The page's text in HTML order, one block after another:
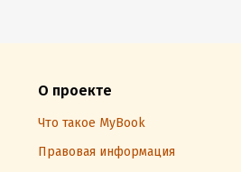
О проекте
Что такое MyBook
Правовая информация